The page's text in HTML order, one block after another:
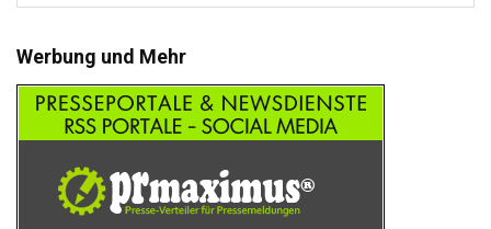
Werbung und Mehr